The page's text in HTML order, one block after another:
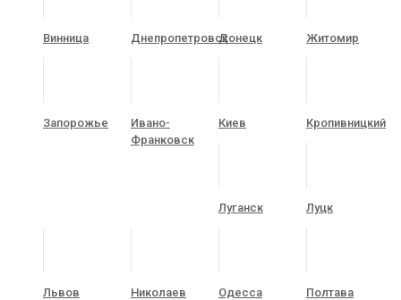
Винница ДнепропетровскДонецк Житомир
Запорожье
Ивано-
Франковск
Киев Кропивницкий
Луганск Луцк
Львов Николаев Одесса Полтава